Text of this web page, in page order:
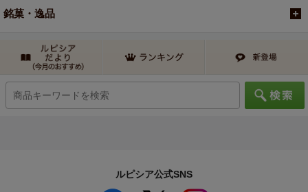
銘菓・逸品
ルピシア公式SNS